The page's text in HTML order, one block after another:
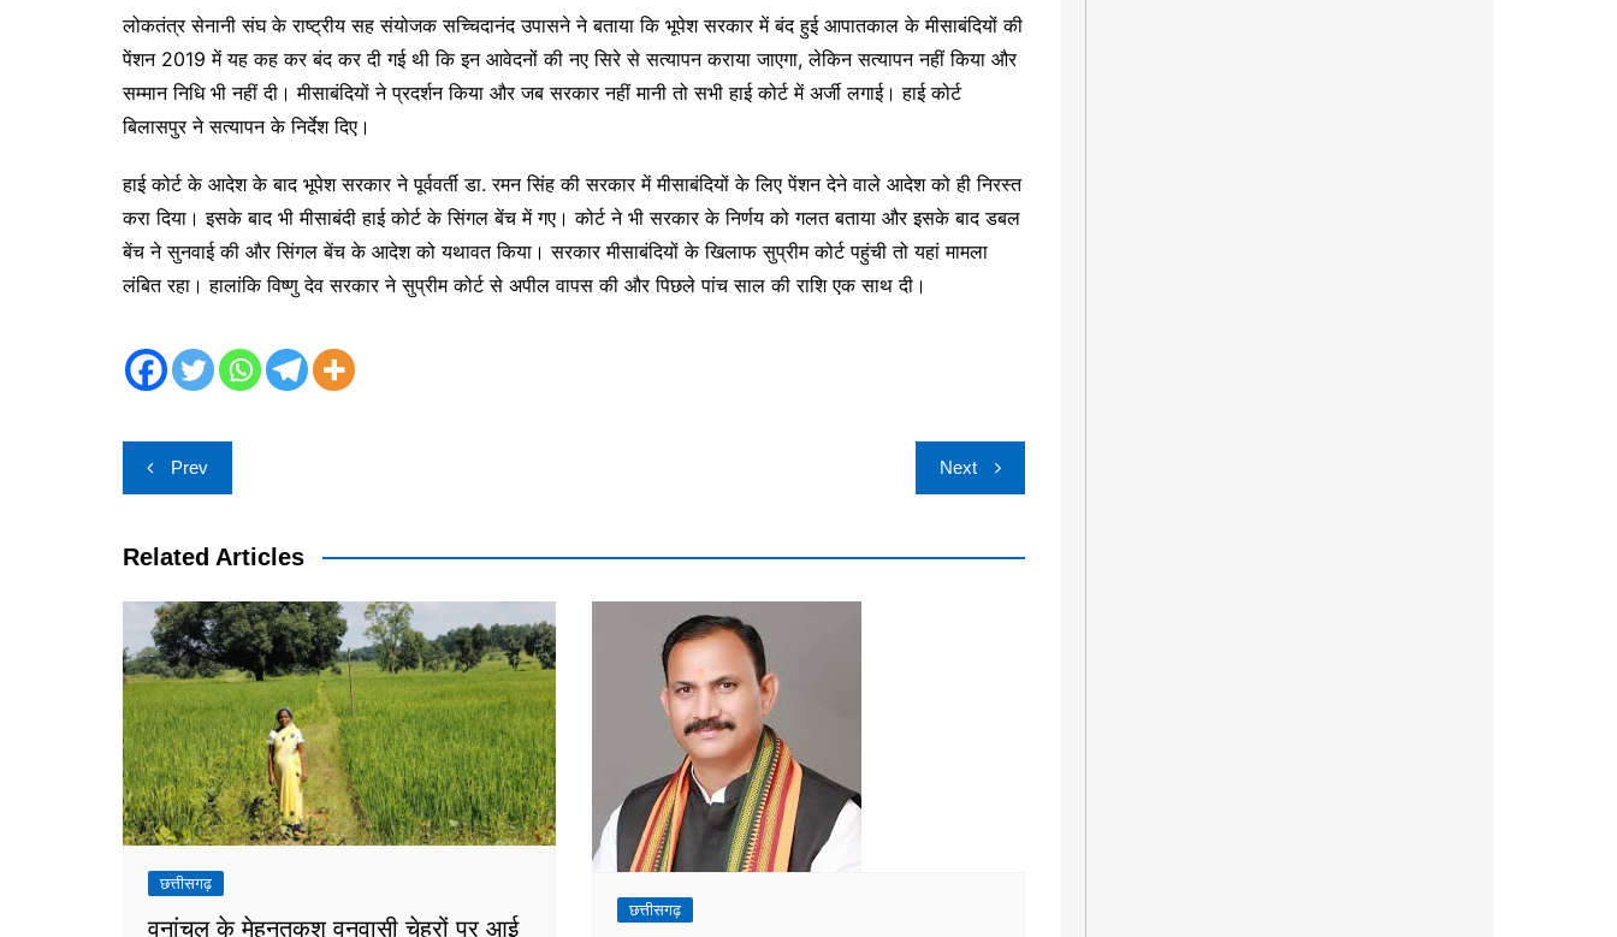
लोकतंत्र सेनानी संघ के राष्ट्रीय सह संयोजक सच्चिदानंद उपासने ने बताया कि भूपेश सरकार में बंद हुई आपातकाल के मीसाबंदियों की
पेंशन 2019 में यह कह कर बंद कर दी गई थी कि इन आवेदनों की नए सिरे से सत्यापन कराया जाएगा, लेकिन सत्यापन नहीं किया और
सम्मान निधि भी नहीं दी। मीसाबंदियों ने प्रदर्शन किया और जब सरकार नहीं मानी तो सभी हाई कोर्ट में अर्जी लगाई। हाई कोर्ट
बिलासपुर ने सत्यापन के निर्देश दिए।
हाई कोर्ट के आदेश के बाद भूपेश सरकार ने पूर्ववर्ती डा. रमन सिंह की सरकार में मीसाबंदियों के लिए पेंशन देने वाले आदेश को ही निरस्त
करा दिया। इसके बाद भी मीसाबंदी हाई कोर्ट के सिंगल बेंच में गए। कोर्ट ने भी सरकार के निर्णय को गलत बताया और इसके बाद डबल
बेंच ने सुनवाई की और सिंगल बेंच के आदेश को यथावत किया। सरकार मीसाबंदियों के खिलाफ सुप्रीम कोर्ट पहुंची तो यहां मामला
लंबित रहा। हालांकि विष्णु देव सरकार ने सुप्रीम कोर्ट से अपील वापस की और पिछले पांच साल की राशि एक साथ दी।
Post
navigation
Prev Next
Related Articles
छत्तीसगढ़
वनांचल के मेहनतकश वनवासी चेहरों पर आई
छत्तीसगढ़